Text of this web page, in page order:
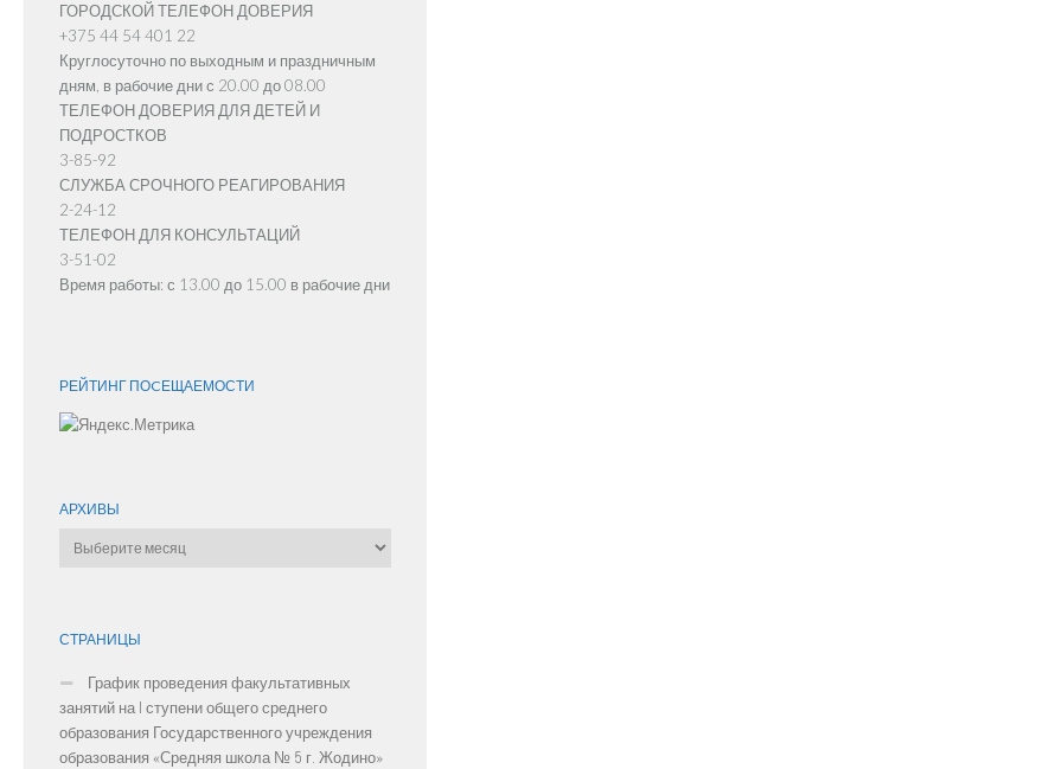
ГОРОДСКОЙ ТЕЛЕФОН ДОВЕРИЯ
+375 44 54 401 22
Круглосуточно по выходным и праздничным
дням, в рабочие дни с 20.00 до 08.00
ТЕЛЕФОН ДОВЕРИЯ ДЛЯ ДЕТЕЙ И
ПОДРОСТКОВ
3-85-92
СЛУЖБА СРОЧНОГО РЕАГИРОВАНИЯ
2-24-12
ТЕЛЕФОН ДЛЯ КОНСУЛЬТАЦИЙ
3-51-02
Время работы: с 13.00 до 15.00 в рабочие дни
РЕЙТИНГ ПОCЕЩАЕМОСТИ
АРХИВЫ
Архивы
СТРАНИЦЫ
График проведения факультативных
занятий на I ступени общего среднего
образования Государственного учреждения
образования «Средняя школа № 5 г. Жодино»